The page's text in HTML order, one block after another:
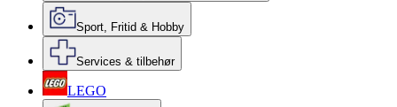
Sport, Fritid & Hobby
Services & tilbehør
LEGO